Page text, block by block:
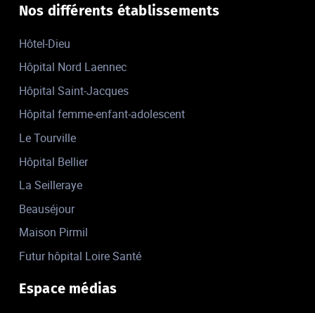
Nos différents établissements
Hôtel-Dieu
Hôpital Nord Laennec
Hôpital Saint-Jacques
Hôpital femme-enfant-adolescent
Le Tourville
Hôpital Bellier
La Seilleraye
Beauséjour
Maison Pirmil
Futur hôpital Loire Santé
Espace médias